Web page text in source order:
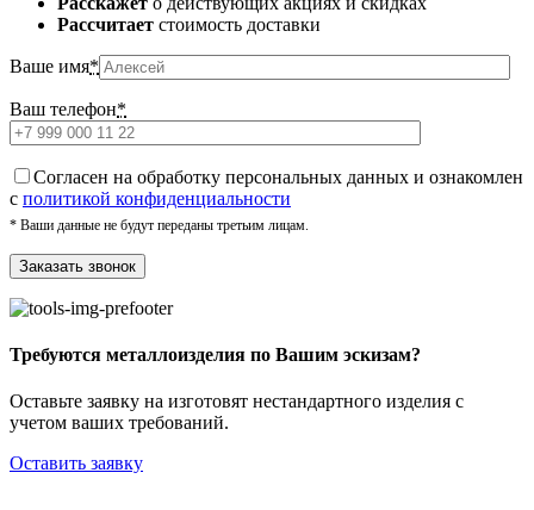
Рассчитает стоимость доставки
Ваше имя*
Ваш телефон*
Cогласен на обработку персональных данных и ознакомлен
с политикой конфиденциальности
* Ваши данные не будут переданы третьим лицам.
Требуются металлоизделия по Вашим эскизам?
Оставьте заявку на изготовят нестандартного изделия с
учетом ваших требований.
Оставить заявку